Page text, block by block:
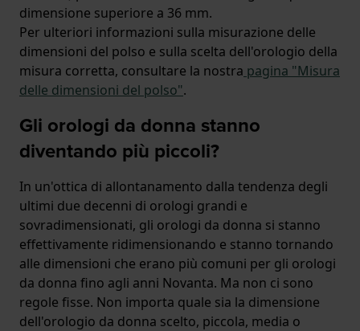
dimensione superiore a 36 mm.
Per ulteriori informazioni sulla misurazione delle
dimensioni del polso e sulla scelta dell'orologio della
misura corretta, consultare la nostra pagina "Misura
delle dimensioni del polso".
Gli orologi da donna stanno
diventando più piccoli?
In un'ottica di allontanamento dalla tendenza degli
ultimi due decenni di orologi grandi e
sovradimensionati, gli orologi da donna si stanno
effettivamente ridimensionando e stanno tornando
alle dimensioni che erano più comuni per gli orologi
da donna fino agli anni Novanta. Ma non ci sono
regole fisse. Non importa quale sia la dimensione
dell'orologio da donna scelto, piccola, media o